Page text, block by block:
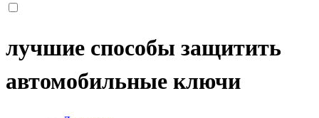
лучшие способы защитить
автомобильные ключи